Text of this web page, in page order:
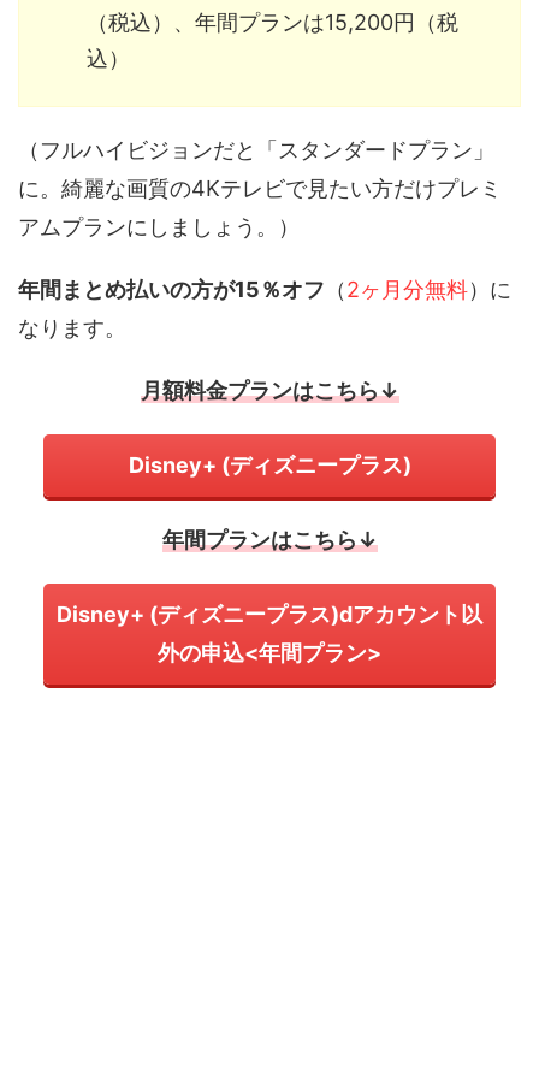
（税込）、年間プランは15,200円（税
込）
（フルハイビジョンだと「スタンダードプラン」
に。綺麗な画質の4Kテレビで見たい方だけプレミ
アムプランにしましょう。）
年間まとめ払いの方が15％オフ （2ヶ月分無料）に
なります。
月額料金プランはこちら↓
Disney+ (ディズニープラス)
年間プランはこちら↓
Disney+ (ディズニープラス)dアカウント以
外の申込<年間プラン>